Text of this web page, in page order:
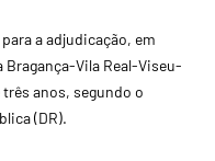
a adjudicação, em
Bragança-Vila Real-Viseu-
anos, segundo o
(DR).